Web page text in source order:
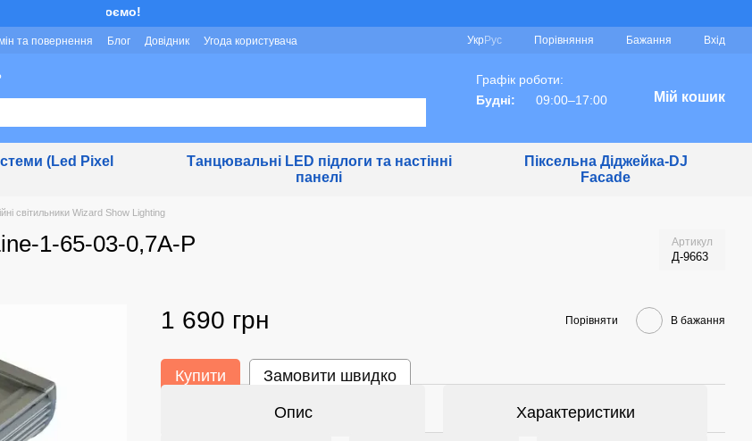
Ми працюємо!
та повернення Блог Довідник
Угода користувача
Укр Рус Порівняння Бажання Вхід
Графік роботи:
Будні:
09:00–17:00 Мій кошик
(Led Pixel
Танцювальні LED підлоги та настінні
панелі
Піксельна Діджейка-DJ
Facade
світильники Wizard Show Lighting
1-65-03-0,7A-P Артикул
Д-9663
1 690 грн Порівняти В бажання
Купити Замовити швидко
Опис Характеристики